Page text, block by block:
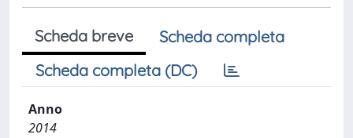
Scheda breve
Scheda completa
Scheda completa (DC)
Anno
2014